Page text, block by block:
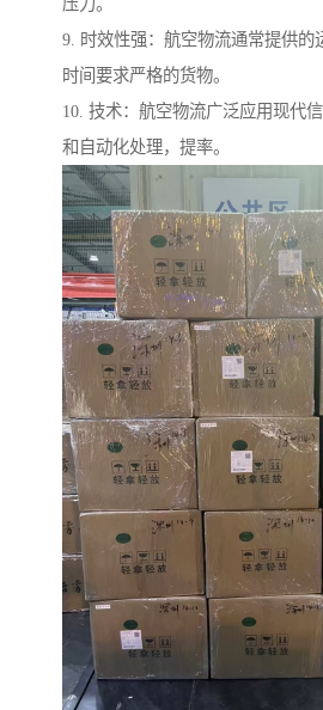
9. 时效性强：航空物流通常提供的
时间要求严格的货物。
10. 技术：航空物流广泛应用现代
和自动化处理，提率。